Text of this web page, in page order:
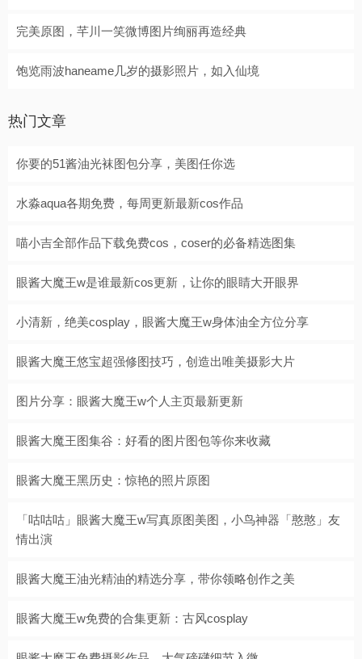
完美原图，芊川一笑微博图片绚丽再造经典
饱览雨波haneame几岁的摄影照片，如入仙境
热门文章
你要的51酱油光袜图包分享，美图任你选
水淼aqua各期免费，每周更新最新cos作品
喵小吉全部作品下载免费cos，coser的必备精选图集
眼酱大魔王w是谁最新cos更新，让你的眼睛大开眼界
小清新，绝美cosplay，眼酱大魔王w身体油全方位分享
眼酱大魔王悠宝超强修图技巧，创造出唯美摄影大片
图片分享：眼酱大魔王w个人主页最新更新
眼酱大魔王图集谷：好看的图片图包等你来收藏
眼酱大魔王黑历史：惊艳的照片原图
「咕咕咕」眼酱大魔王w写真原图美图，小鸟神器「憨憨」友
情出演
眼酱大魔王油光精油的精选分享，带你领略创作之美
眼酱大魔王w免费的合集更新：古风cosplay